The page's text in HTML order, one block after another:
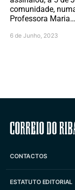
comunidade,
Professora Maria…
6 de Junho, 2023
CONTACTOS
ESTATUTO EDITORIAL